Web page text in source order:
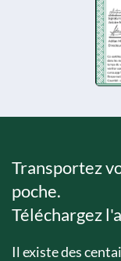
Transportez
poche.
Téléchargez
Il existe des